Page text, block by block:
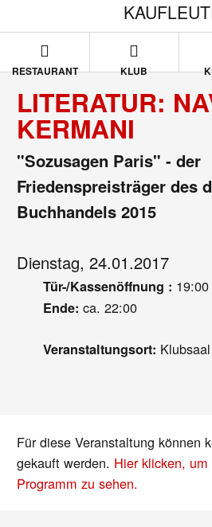
RESTAURANT KLUB
LITERATUR:
KERMANI
"Sozusagen Paris" - der
Friedenspreisträger des
Buchhandels 2015
Dienstag, 24.01.2017
Tür-/Kassenöffnung : 19:00
Ende: ca. 22:00
Veranstaltungsort: Klubsaal
Für diese Veranstaltung können
gekauft werden. Hier klicken,
Programm zu sehen.